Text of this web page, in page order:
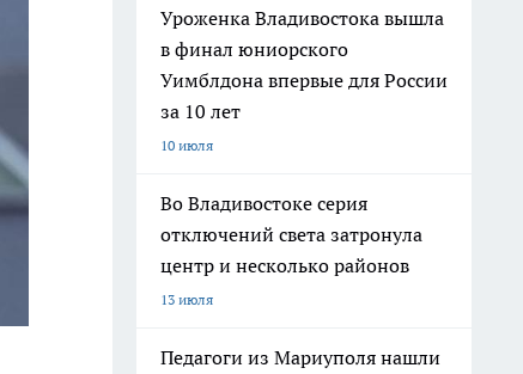
Уроженка Владивостока вышла
в финал юниорского
Уимблдона впервые для России
за 10 лет
10 июля
Во Владивостоке серия
отключений света затронула
центр и несколько районов
13 июля
Педагоги из Мариуполя нашли